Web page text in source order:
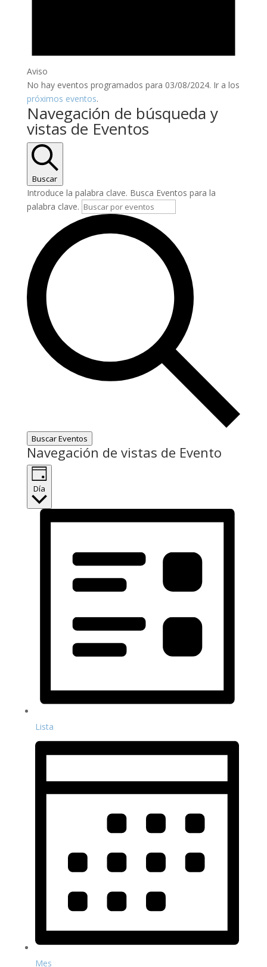
Aviso
No hay eventos programados para 03/08/2024. Ir a los
próximos eventos.
Navegación de búsqueda y
vistas de Eventos
Buscar
Introduce la palabra clave. Busca Eventos para la
palabra clave.
Buscar Eventos
Navegación de vistas de Evento
Día
Lista
Mes